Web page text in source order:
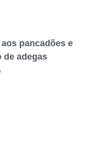
pancadões e
de adegas